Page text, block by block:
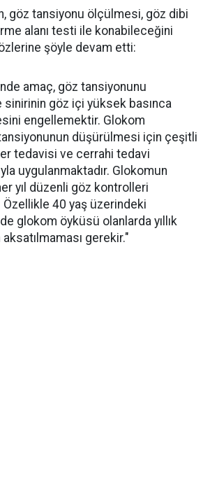
göz tansiyonu ölçülmesi, göz dibi
alanı testi ile konabileceğini
şöyle devam etti:
amaç, göz tansiyonunu
göz içi yüksek basınca
engellemektir. Glokom
düşürülmesi için çeşitli
tedavisi ve cerrahi tedavi
uygulanmaktadır. Glokomun
yıl düzenli göz kontrolleri
Özellikle 40 yaş üzerindeki
glokom öyküsü olanlarda yıllık
gerekir."